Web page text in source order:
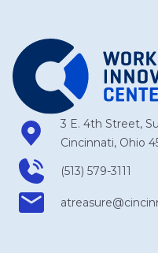
3 E. 4th Street,
Cincinnati, Ohio
(513) 579-3111